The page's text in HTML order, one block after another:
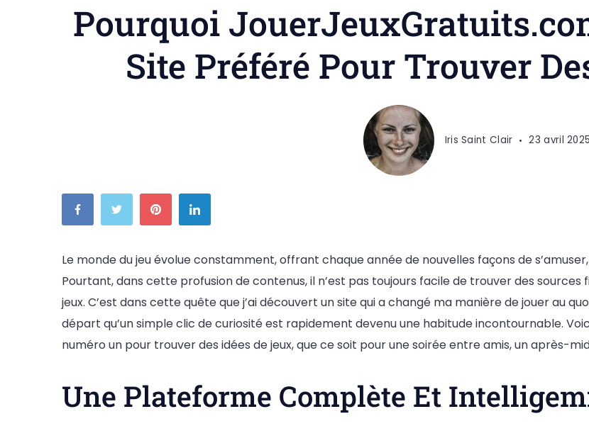
Pourquoi
Site Préféré Pour Trouver
Iris Saint Clair 23 avril 2025
Le monde du jeu évolue constamment, offrant chaque année de nouvelles façons de
Pourtant, dans cette profusion de contenus, il n’est pas toujours facile de trouver des
jeux. C’est dans cette quête que j’ai découvert un site qui a changé ma manière de jouer au
départ qu’un simple clic de curiosité est rapidement devenu une habitude incontournable.
numéro un pour trouver des idées de jeux, que ce soit pour une soirée entre amis, un après-
Une Plateforme Complète Et